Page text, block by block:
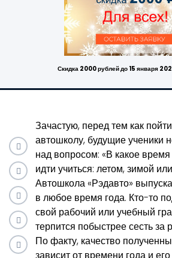
Скидка 2000 рублей до 15 января
Зачастую, перед тем как
автошколу, будущие ученики
над вопросом: «В какое
идти учиться: летом, зимой
Автошкола «Рэдавто»
в любое время года. Кто-то
свой рабочий или учебный
терпится побыстрее сесть за
По факту, качество